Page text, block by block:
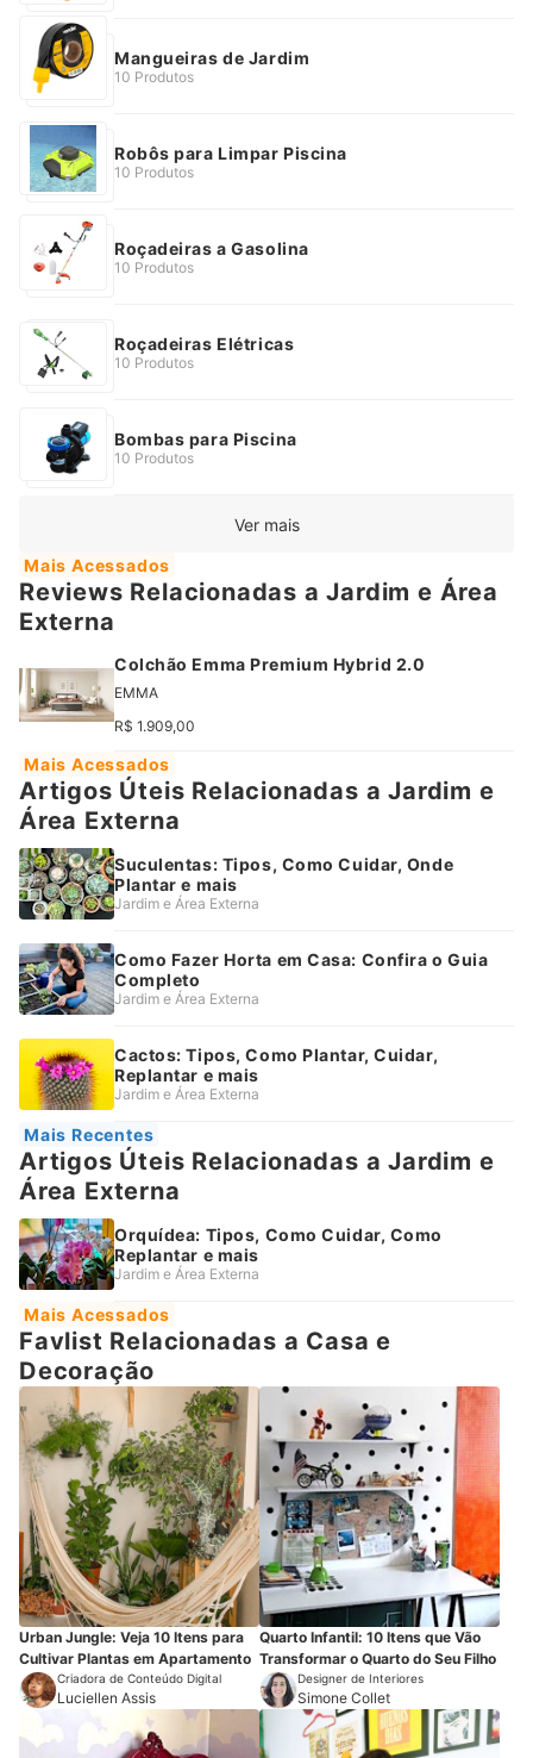
Mangueiras de Jardim
10 Produtos
Robôs para Limpar Piscina
10 Produtos
Roçadeiras a Gasolina
10 Produtos
Roçadeiras Elétricas
10 Produtos
Bombas para Piscina
10 Produtos
Ver mais
Mais Acessados
Reviews Relacionadas a Jardim e Área
Externa
Colchão Emma Premium Hybrid 2.0
EMMA
R$ 1.909,00
Mais Acessados
Artigos Úteis Relacionadas a Jardim e
Área Externa
Suculentas: Tipos, Como Cuidar, Onde
Plantar e mais
Jardim e Área Externa
Como Fazer Horta em Casa: Confira o Guia
Completo
Jardim e Área Externa
Cactos: Tipos, Como Plantar, Cuidar,
Replantar e mais
Jardim e Área Externa
Mais Recentes
Artigos Úteis Relacionadas a Jardim e
Área Externa
Orquídea: Tipos, Como Cuidar, Como
Replantar e mais
Jardim e Área Externa
Mais Acessados
Favlist Relacionadas a Casa e
Decoração
Urban Jungle: Veja 10 Itens para
Cultivar Plantas em Apartamento
Criadora de Conteúdo Digital
Luciellen Assis
Quarto Infantil: 10 Itens que Vão
Transformar o Quarto do Seu Filho
Designer de Interiores
Simone Collet